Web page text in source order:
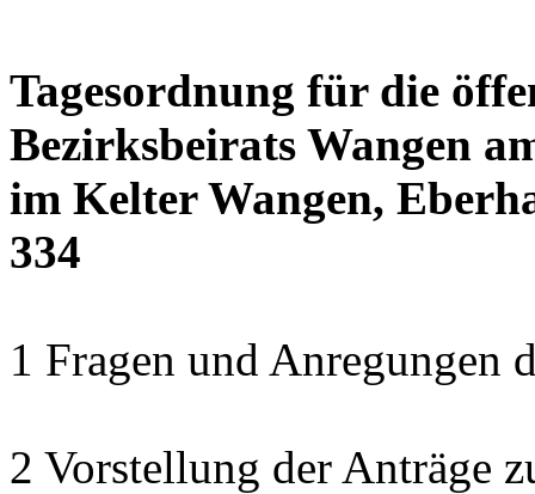
Tagesordnung für die
Bezirksbeirats Wangen
im Kelter Wangen,
334
1 Fragen und Anregungen
2 Vorstellung der Anträge